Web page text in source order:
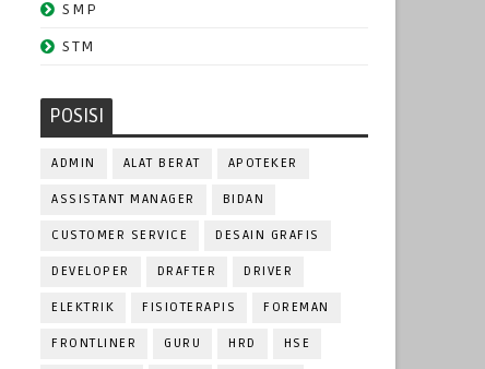
SMP
STM
POSISI
ADMIN ALAT BERAT APOTEKER
ASSISTANT MANAGER BIDAN
CUSTOMER SERVICE DESAIN GRAFIS
DEVELOPER DRAFTER DRIVER
ELEKTRIK FISIOTERAPIS FOREMAN
FRONTLINER GURU HRD HSE